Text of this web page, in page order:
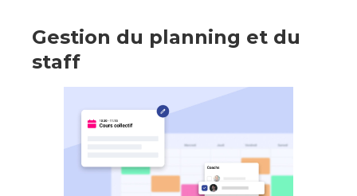
Gestion du planning et du
staff